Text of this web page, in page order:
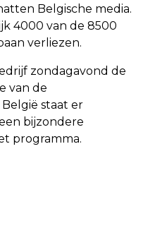
Belgische media.
4000 van de 8500
verliezen.
zondagavond de
van de
staat er
bijzondere
programma.